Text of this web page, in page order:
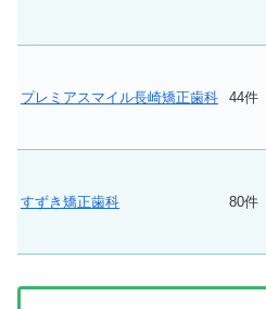
プレミアスマイル長崎矯正歯科 44件
すずき矯正歯科 80件